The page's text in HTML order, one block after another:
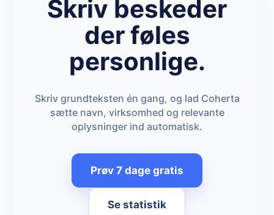
Skriv beskeder
der føles
personlige.
Skriv grundteksten én gang, og lad Coherta
sætte navn, virksomhed og relevante
oplysninger ind automatisk.
Prøv 7 dage gratis
Se statistik